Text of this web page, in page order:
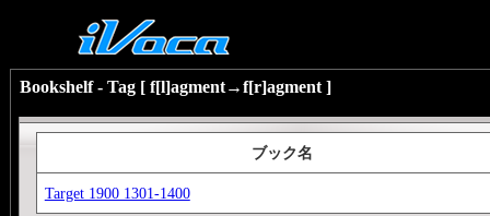
Bookshelf - Tag [ f[l]agment→f[r]agment ]
ブック名
Target 1900 1301-1400